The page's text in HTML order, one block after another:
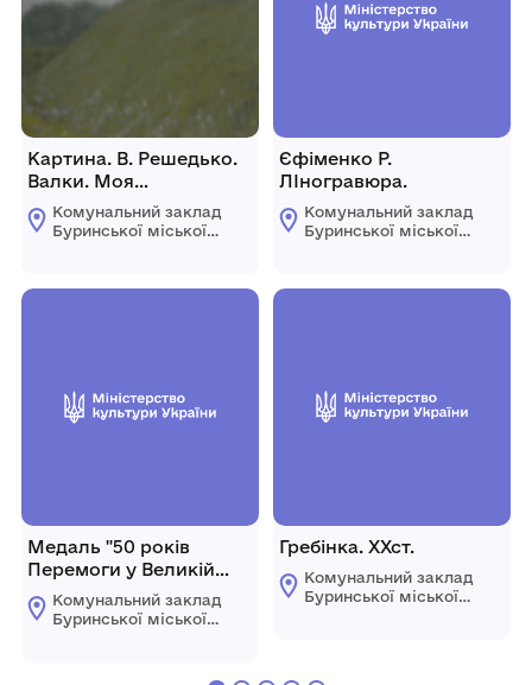
Картина. В. Решедько.
Валки. Моя
Батьківщина. 2005 рік
Комунальний заклад
Буринської міської
імені Павла Попова"
Медаль "50 років
Перемоги у Великій
Вітчизняній війні", 1995
рік
Комунальний заклад
Буринської міської
Єфіменко Р.
ЛІногравюра.
Комунальний заклад
Буринської міської
імені Павла Попова"
Гребінка. ХХст.
Комунальний заклад
Буринської міської